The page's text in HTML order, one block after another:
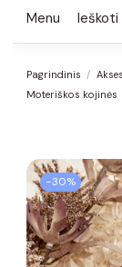
Menu Ieškoti
Pagrindinis
Moteriškos kojinės
−30%